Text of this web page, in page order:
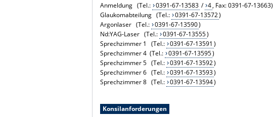
Anmeldung (Tel.: 0391-67-13583 / 4, Fax: 0391-67-13663)
Glaukomabteilung (Tel.: 0391-67-13572)
Argonlaser (Tel.: 0391-67-13590)
Nd:YAG-Laser (Tel.: 0391-67-13555)
Sprechzimmer 1 (Tel.: 0391-67-13591 )
Sprechzimmer 4 (Tel.: 0391-67-13595)
Sprechzimmer 5 (Tel.: 0391-67-13592)
Sprechzimmer 6 (Tel.: 0391-67-13593)
Sprechzimmer 8 (Tel.: 0391-67-13594)
Konsilanforderungen